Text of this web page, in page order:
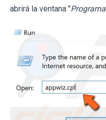
abrirá la ventana "